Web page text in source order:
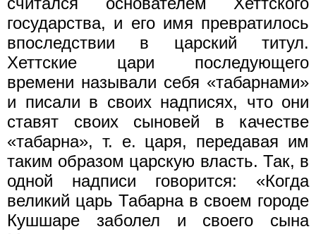
государства, и его имя превратилось
впоследствии в царский титул.
Хеттские цари последующего
времени называли себя «табарнами»
и писали в своих надписях, что они
ставят своих сыновей в качестве
«табарна», т. е. царя, передавая им
таким образом царскую власть. Так, в
одной надписи говорится: «Когда
великий царь Табарна в своем городе
Кушшаре заболел и своего сына